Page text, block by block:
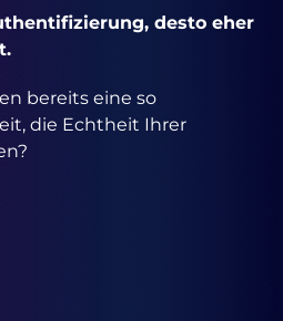
desto eher
bereits eine so
die Echtheit Ihrer